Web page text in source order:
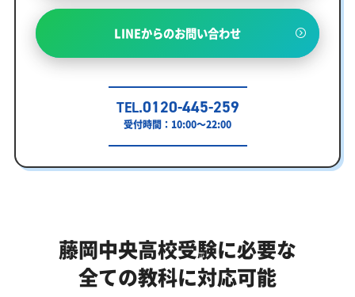
LINEからのお問い合わせ
TEL.0120-445-259
受付時間：10:00～22:00
藤岡中央高校受験に必要な
全ての教科に対応可能